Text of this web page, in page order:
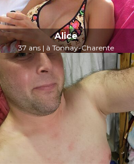
Alice
37 ans | à Tonnay-Charente
LUI PARLER